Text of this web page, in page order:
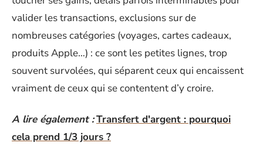
valider les transactions, exclusions sur de
nombreuses catégories (voyages, cartes cadeaux,
produits Apple…) : ce sont les petites lignes, trop
souvent survolées, qui séparent ceux qui encaissent
vraiment de ceux qui se contentent d’y croire.
A lire également :Transfert d'argent : pourquoi
cela prend 1/3 jours ?